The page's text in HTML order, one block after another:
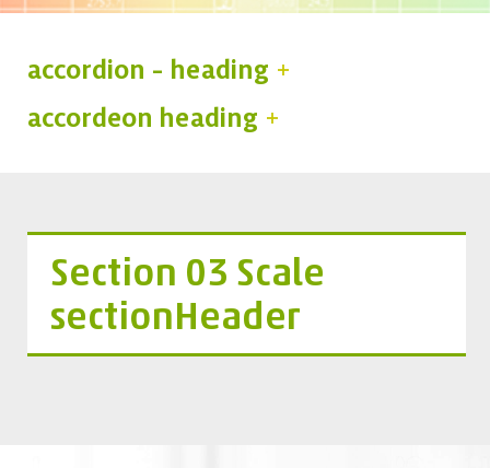
accordion - heading
accordeon heading
Section 03 Scale
sectionHeader